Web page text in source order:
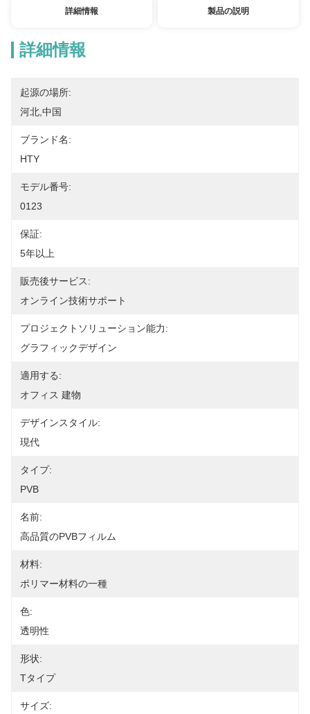
詳細情報 製品の説明
詳細情報
起源の場所:
河北,中国
ブランド名:
HTY
モデル番号:
0123
保証:
5年以上
販売後サービス:
オンライン技術サポート
プロジェクトソリューション能力:
グラフィックデザイン
適用する:
オフィス 建物
デザインスタイル:
現代
タイプ:
PVB
名前:
高品質のPVBフィルム
材料:
ポリマー材料の一種
色:
透明性
形状:
Tタイプ
サイズ: